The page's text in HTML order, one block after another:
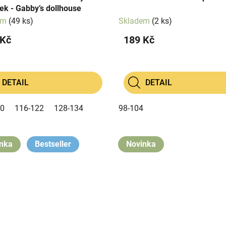
- Gabby’s dollhouse
(49 ks)
DETAIL
116-122 128-134
Skladem (2 ks)
189 Kč
DETAIL
98-104
Bestseller Novinka